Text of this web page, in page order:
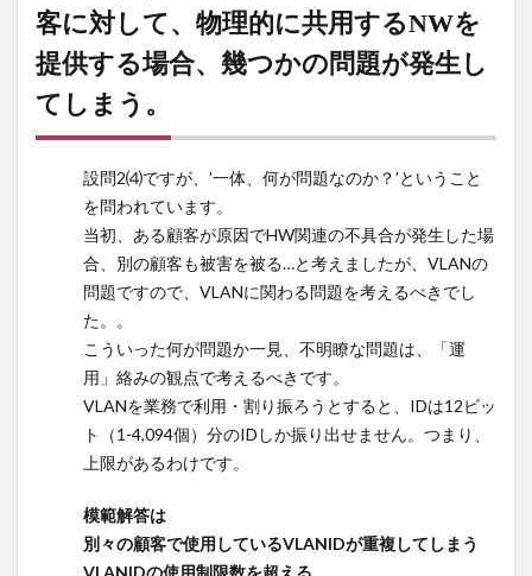
5
リン
クの
冗長
実現
でき
ータ
L3SW
に複
数の
客に対して、物理的に共用するNWを
提供する場合、幾つかの問題が発生し
てしまう。
設問2⑷ですが、’一体、何が問題なのか？’ということ
を問われています。
当初、ある顧客が原因でHW関連の不具合が発生した場
合、別の顧客も被害を被る…と考えましたが、VLANの
問題ですので、VLANに関わる問題を考えるべきでし
た。。
こういった何が問題か一見、不明瞭な問題は、「運
用」絡みの観点で考えるべきです。
VLANを業務で利用・割り振ろうとすると、IDは12ビッ
ト（1-4,094個）分のIDしか振り出せません。つまり、
上限があるわけです。
模範解答は
別々の顧客で使用しているVLANIDが重複してしまう
VLANIDの使用制限数を超える